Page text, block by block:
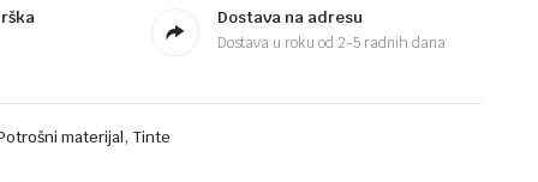
Dostava na adresu
Dostava u roku od 2-5 radnih dana
materijal, Tinte